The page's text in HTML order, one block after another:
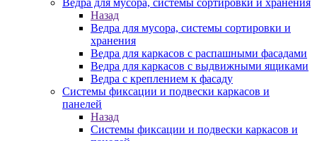
Ведра для мусора, системы сортировки и хранения
Назад
Ведра для мусора, системы сортировки и
хранения
Ведра для каркасов с распашными фасадами
Ведра для каркасов с выдвижными ящиками
Ведра с креплением к фасаду
Системы фиксации и подвески каркасов и
панелей
Назад
Системы фиксации и подвески каркасов и